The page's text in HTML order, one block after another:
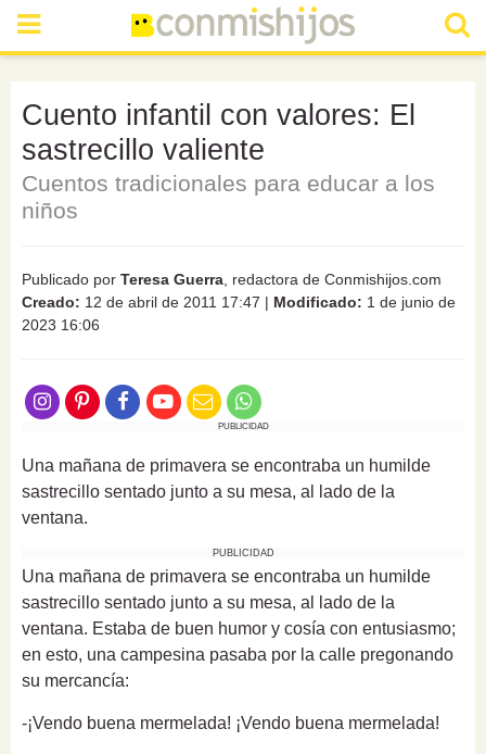
Cuento infantil con valores: El
sastrecillo valiente
Cuentos tradicionales para educar a los
niños
Publicado por Teresa Guerra , redactora de Conmishijos.com
Creado: 12 de abril de 2011 17:47 | Modificado: 1 de junio de
2023 16:06
PUBLICIDAD
Una mañana de primavera se encontraba un humilde
sastrecillo sentado junto a su mesa, al lado de la
ventana.
PUBLICIDAD
Una mañana de primavera se encontraba un humilde
sastrecillo sentado junto a su mesa, al lado de la
ventana. Estaba de buen humor y cosía con entusiasmo;
en esto, una campesina pasaba por la calle pregonando
su mercancía:
-¡Vendo buena mermelada! ¡Vendo buena mermelada!